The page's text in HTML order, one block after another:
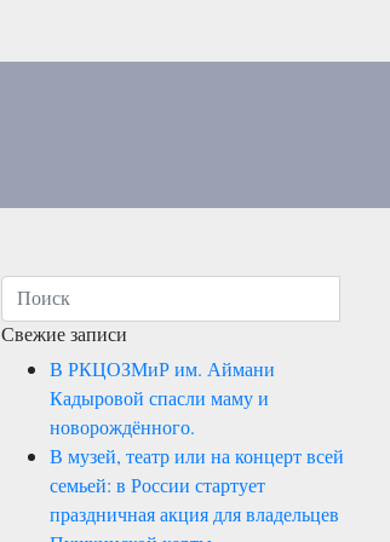
Свежие записи
В РКЦОЗМиР им. Аймани
Кадыровой спасли маму и
новорождённого.
В музей, театр или на концерт всей
семьей: в России стартует
праздничная акция для владельцев